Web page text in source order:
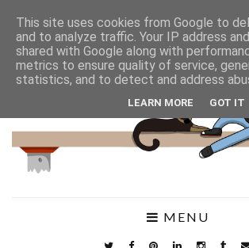
MENU
This site uses cookies from Google to
and to analyze traffic. Your IP address
shared with Google along with
metrics to ensure quality of service,
statistics, and to detect and address
LEARN MORE GOT IT